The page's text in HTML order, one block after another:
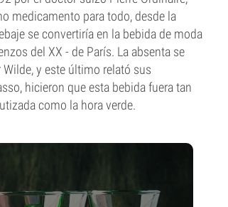
medicamento para todo, desde la
se convertiría en la bebida de moda
del XX - de París. La absenta se
y este último relató sus
hicieron que esta bebida fuera tan
como la hora verde.